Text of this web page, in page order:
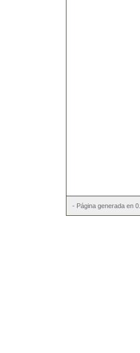
- Página generada en